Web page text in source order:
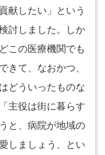
献したい」という
討しました。しか
この医療機関でも
きて、なおかつ、
どういったものな
主役は街に暮らす
と、病院が地域の
しましょう、とい